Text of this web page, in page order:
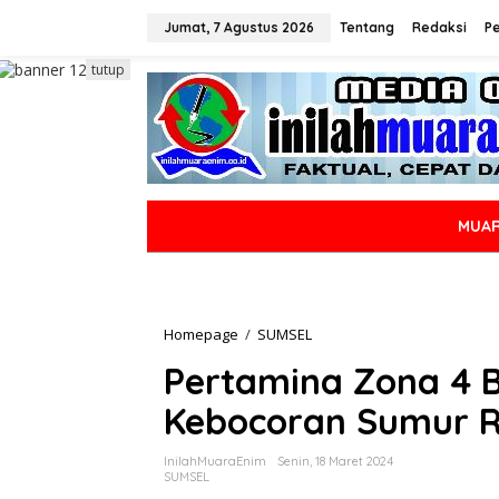
a
Jumat, 7 Agustus 2026 Tentang Redaksi
tutup
Homepage / SUMSEL
r
t
a
m
Pertamina Zona 4
Kebocoran Sumur
InilahMuaraEnim
Senin, 18 Maret 2024
SUMSEL